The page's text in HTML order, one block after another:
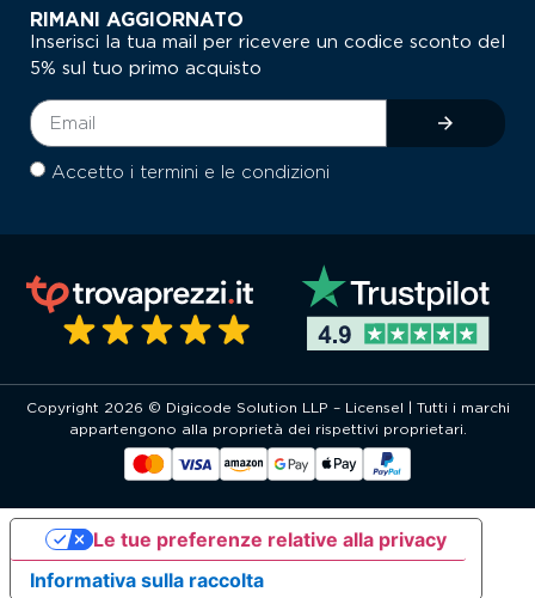
RIMANI AGGIORNATO
Inserisci la tua mail per ricevere un codice sconto del
5% sul tuo primo acquisto
Accetto i termini e le condizioni
Copyright 2026 © Digicode Solution LLP – Licensel | Tutti i marchi
appartengono alla proprietà dei rispettivi proprietari.
Informativa sulla raccolta
Le tue preferenze relative alla privacy